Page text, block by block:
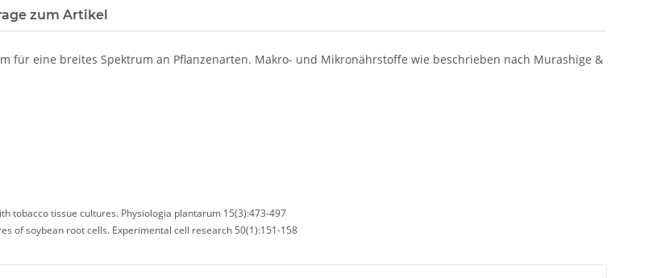
zum Artikel
für eine breites Spektrum an Pflanzenarten. Makro- und Mikronährstoffe wie beschrieben nach Murashige &
tobacco tissue cultures. Physiologia plantarum 15(3):473-497
of soybean root cells. Experimental cell research 50(1):151-158